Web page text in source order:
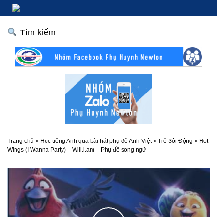
Tìm kiếm
Trang chủ » Học tiếng Anh qua bài hát phụ đề Anh-Việt» Trẻ Sôi Động » Hot
Wings (I Wanna Party) – Will.i.am – Phụ đề song ngữ